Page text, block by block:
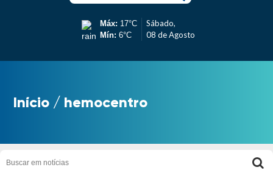
Máx: 17°C
Mín: 6°C
Sábado,
08 de Agosto
Início / hemocentro